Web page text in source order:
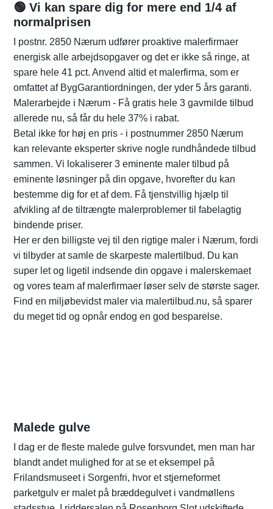
🟢 Vi kan spare dig for mere end 1/4 af
normalprisen
I postnr. 2850 Nærum udfører proaktive malerfirmaer
energisk alle arbejdsopgaver og det er ikke så ringe, at
spare hele 41 pct. Anvend altid et malerfirma, som er
omfattet af BygGarantiordningen, der yder 5 års garanti.
Malerarbejde i Nærum - Få gratis hele 3 gavmilde tilbud
allerede nu, så får du hele 37% i rabat.
Betal ikke for høj en pris - i postnummer 2850 Nærum
kan relevante eksperter skrive nogle rundhåndede tilbud
sammen. Vi lokaliserer 3 eminente maler tilbud på
eminente løsninger på din opgave, hvorefter du kan
bestemme dig for et af dem. Få tjenstvillig hjælp til
afvikling af de tiltrængte malerproblemer til fabelagtig
bindende priser.
Her er den billigste vej til den rigtige maler i Nærum, fordi
vi tilbyder at samle de skarpeste malertilbud. Du kan
super let og ligetil indsende din opgave i malerskemaet
og vores team af malerfirmaer løser selv de største sager.
Find en miljøbevidst maler via malertilbud.nu, så sparer
du meget tid og opnår endog en god besparelse.
Malede gulve
I dag er de fleste malede gulve forsvundet, men man har
blandt andet mulighed for at se et eksempel på
Frilandsmuseet i Sorgenfri, hvor et stjerneformet
parketgulv er malet på bræddegulvet i vandmøllens